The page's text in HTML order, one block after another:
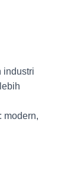
industri
modern,